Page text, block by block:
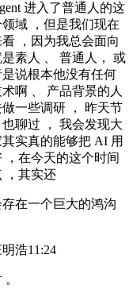
进入了普通人的这
领域 ，但是我们现在
看 ，因为我总会面向
是素人 、 普通人， 或
是说根本他没有任何
啊 、 产品背景的人
做一些调研 ， 昨天节
也聊过 ， 我会发现大
其实真的能够把 AI 用
，在今天的这个时间
，其实还
存在一个巨大的鸿沟
明浩11:24
。